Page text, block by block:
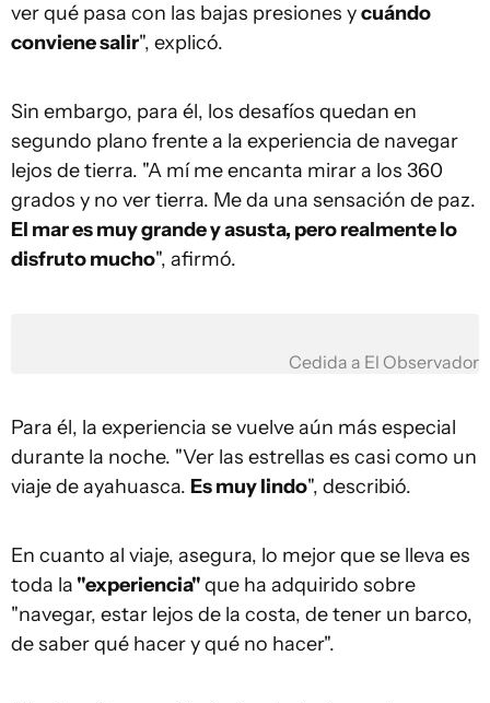
ver qué pasa con las bajas presiones ycuándo
conviene salir", explicó.
Sin embargo, para él, los desafíos quedan en
segundo plano frente a la experiencia de navegar
lejos de tierra. "A mí me encanta mirar a los 360
grados y no ver tierra. Me da una sensación de paz.
El mar es muy grande y asusta, pero realmente lo
disfruto mucho", afirmó.
Cedida a El Observador
Para él, la experiencia se vuelve aún más especial
durante la noche. "Ver las estrellas es casi como un
viaje de ayahuasca. Es muy lindo", describió.
En cuanto al viaje, asegura, lo mejor que se lleva es
toda la "experiencia"que ha adquirido sobre
"navegar, estar lejos de la costa, de tener un barco,
de saber qué hacer y qué no hacer".